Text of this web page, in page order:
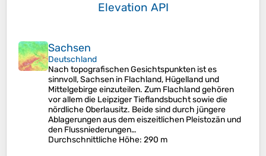
Elevation API
Sachsen
Deutschland
Nach topografischen Gesichtspunkten ist es
sinnvoll, Sachsen in Flachland, Hügelland und
Mittelgebirge einzuteilen. Zum Flachland gehören
vor allem die Leipziger Tieflandsbucht sowie die
nördliche Oberlausitz. Beide sind durch jüngere
Ablagerungen aus dem eiszeitlichen Pleistozän und
den Flussniederungen…
Durchschnittliche Höhe: 290 m